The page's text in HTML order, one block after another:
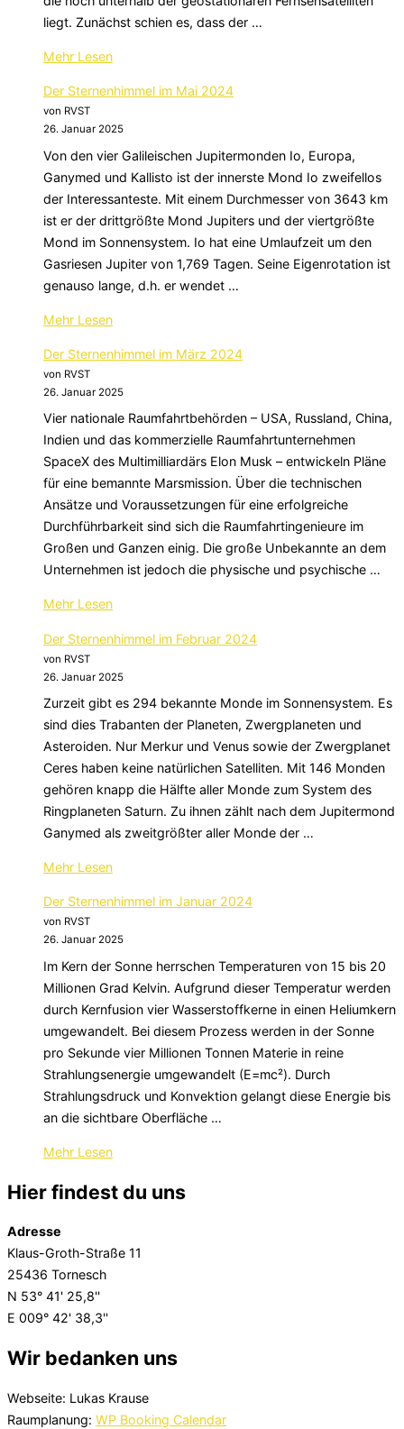
liegt. Zunächst schien es, dass der …
Mehr über
Sternenhimmel
im
2024“
Lesen
Der Sternenhimmel im Mai 2024
von RVST
26. Januar 2025
Von den vier Galileischen Jupitermonden Io, Europa,
Ganymed und Kallisto ist der innerste Mond Io zweifellos
der Interessanteste. Mit einem Durchmesser von 3643 km
ist er der drittgrößte Mond Jupiters und der viertgrößte
Mond im Sonnensystem. Io hat eine Umlaufzeit um den
Gasriesen Jupiter von 1,769 Tagen. Seine Eigenrotation ist
genauso lange, d.h. er wendet …
Mehr über
Sternenhimmel
im
2024“
Lesen
Der Sternenhimmel im März 2024
von RVST
26. Januar 2025
Vier nationale Raumfahrtbehörden – USA, Russland, China,
Indien und das kommerzielle Raumfahrtunternehmen
SpaceX des Multimilliardärs Elon Musk – entwickeln Pläne
für eine bemannte Marsmission. Über die technischen
Ansätze und Voraussetzungen für eine erfolgreiche
Durchführbarkeit sind sich die Raumfahrtingenieure im
Großen und Ganzen einig. Die große Unbekannte an dem
Unternehmen ist jedoch die physische und psychische …
Mehr über
Sternenhimmel
im
2024“
Lesen
Der Sternenhimmel im Februar 2024
von RVST
26. Januar 2025
Zurzeit gibt es 294 bekannte Monde im Sonnensystem. Es
sind dies Trabanten der Planeten, Zwergplaneten und
Asteroiden. Nur Merkur und Venus sowie der Zwergplanet
Ceres haben keine natürlichen Satelliten. Mit 146 Monden
gehören knapp die Hälfte aller Monde zum System des
Ringplaneten Saturn. Zu ihnen zählt nach dem Jupitermond
Ganymed als zweitgrößter aller Monde der …
Mehr über
Sternenhimmel
im
2024“
Lesen
Der Sternenhimmel im Januar 2024
von RVST
26. Januar 2025
Im Kern der Sonne herrschen Temperaturen von 15 bis 20
Millionen Grad Kelvin. Aufgrund dieser Temperatur werden
durch Kernfusion vier Wasserstoffkerne in einen Heliumkern
umgewandelt. Bei diesem Prozess werden in der Sonne
pro Sekunde vier Millionen Tonnen Materie in reine
Strahlungsenergie umgewandelt (E=mc²). Durch
Strahlungsdruck und Konvektion gelangt diese Energie bis
an die sichtbare Oberfläche …
Mehr über
Sternenhimmel
2024“
Lesen
Hier findest du uns
Adresse
Klaus-Groth-Straße 11
25436 Tornesch
N 53° 41' 25,8''
E 009° 42' 38,3''
Wir bedanken uns
Webseite: Lukas Krause
Raumplanung: WP Booking Calendar